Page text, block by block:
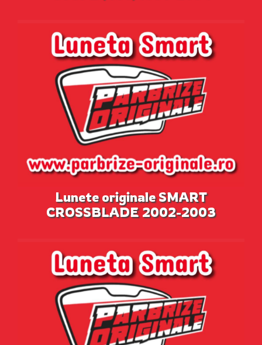
Lunete originale SMART
CROSSBLADE 2002-2003